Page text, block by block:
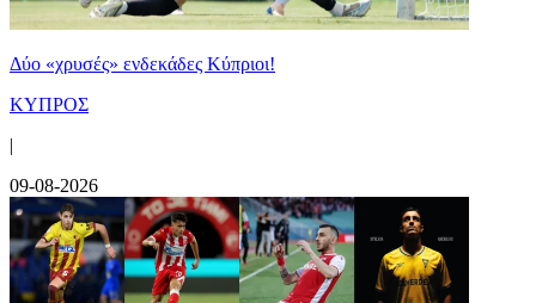
Δύο «χρυσές» ενδεκάδες Κύπριοι!
ΚΥΠΡΟΣ
|
09-08-2026